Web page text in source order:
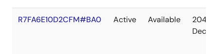
R7FA6E10D2CFM#BA0 Active Available
2041
Dec